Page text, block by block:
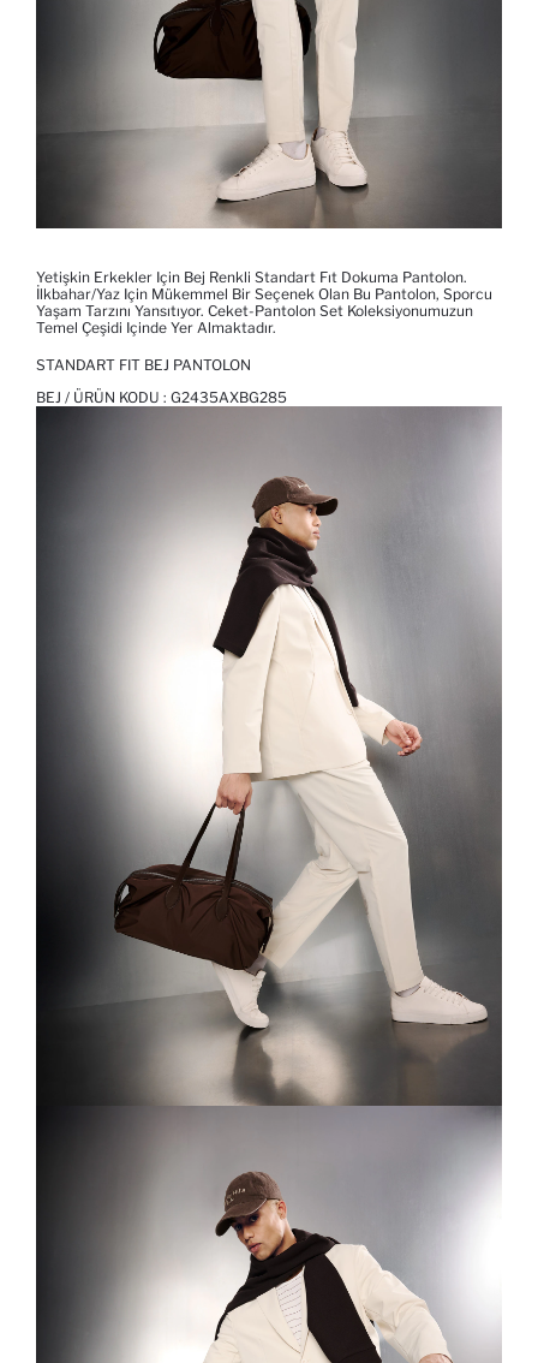
Yetişkin Erkekler Için Bej Renkli Standart Fıt Dokuma Pantolon.
İlkbahar/Yaz Için Mükemmel Bir Seçenek Olan Bu Pantolon, Sporcu
Yaşam Tarzını Yansıtıyor. Ceket-Pantolon Set Koleksiyonumuzun
Temel Çeşidi Içinde Yer Almaktadır.
STANDART FIT BEJ PANTOLON
BEJ / ÜRÜN KODU : G2435AXBG285